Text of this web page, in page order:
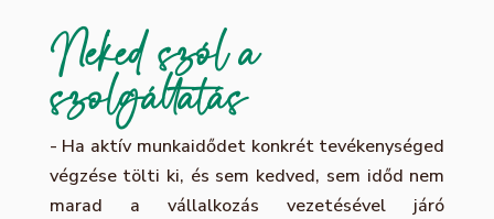
Neked szól a
szolgáltatás
- Ha aktív munkaidődet konkrét tevékenységed
végzése tölti ki, és sem kedved, sem időd nem
marad a vállalkozás vezetésével járó